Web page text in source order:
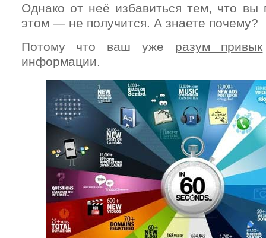
Однако от неё избавиться тем, что вы
этом — не получится. А знаете почему?
Потому что ваш уже разум привык
информации.